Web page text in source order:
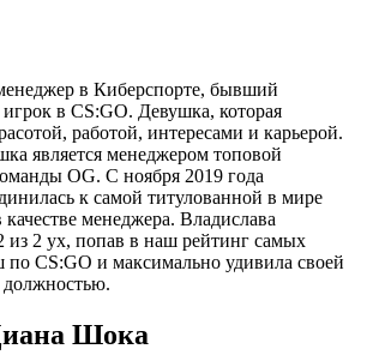
в Киберспорте, бывший
в CS:GO. Девушка, которая
работой, интересами и карьерой.
является менеджером топовой
OG. С ноября 2019 года
к самой титулованной в мире
менеджера. Владислава
из 2 ух, попав в наш рейтинг самых
CS:GO и максимально удивила своей
должностью.
Шока